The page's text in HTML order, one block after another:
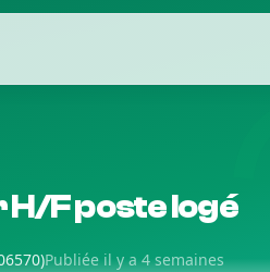
F poste logé
Publiée il y a 4 semaines